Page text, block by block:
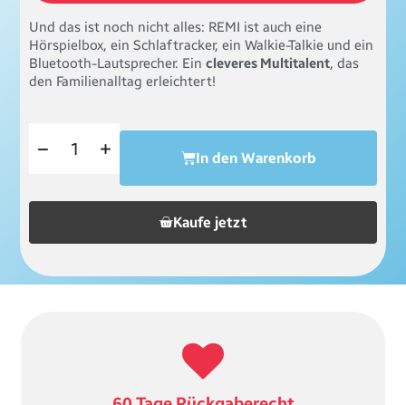
Und das ist noch nicht alles: REMI ist auch eine
Hörspielbox, ein Schlaftracker, ein Walkie-Talkie und ein
Bluetooth-Lautsprecher. Eincleveres Multitalent, das
den Familienalltag erleichtert!
In den Warenkorb
Kaufe jetzt